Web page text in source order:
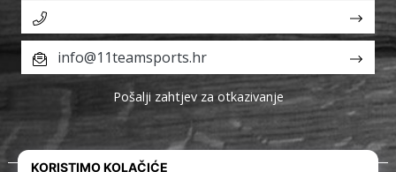
info@11teamsports.hr
Pošalji zahtjev za otkazivanje